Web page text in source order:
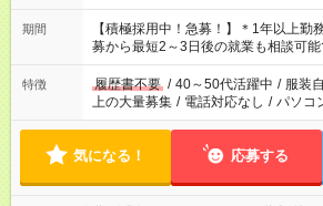
「余裕を持って夕飯の準備がしたい
はプライベートの時間にしたい」 な
いね。 ※Wワーク希望の方へ 今ご覧のお仕事で希望する勤務時
間と、もう1つのお仕事の勤務時間。
場合は応募できません。
期間
【積極採用中！急募！】＊1年以上勤
募から最短2～3日後の就業も相談可能
特徴 履歴書不要 / 40～50代活躍中 / 服装
上の大量募集 / 電話対応なし / パソコ
気になる！ 応募する